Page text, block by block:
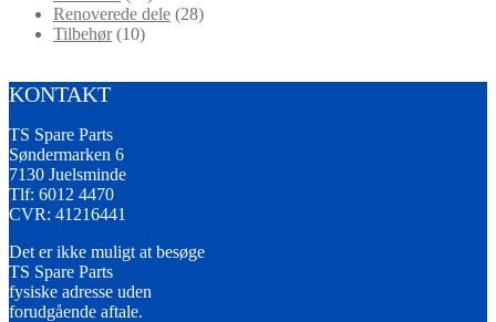
Renoverede dele (28)
Tilbehør (10)
KONTAKT
TS Spare Parts
Søndermarken 6
7130 Juelsminde
Tlf: 6012 4470
CVR: 41216441
Det er ikke muligt at besøge
TS Spare Parts
fysiske adresse uden
forudgående aftale.